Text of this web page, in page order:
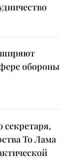
обороны
секретаря,
То Лама